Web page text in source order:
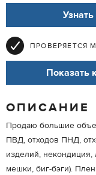
ПРОВЕРЯЕТСЯ
Показать
ОПИСАНИЕ
Продаю большие
ПВД, отходов ПНД,
изделий, некондиция,
мешки, биг-бэги).